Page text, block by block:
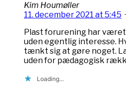
Kim Houmøller
11. december 2021 at 5:45 ·
Plast forurening har
uden egentlig interesse.
tænkt sig at gøre noget.
uden for pædagogisk
Loading...